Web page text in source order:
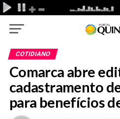
COTIDIANO
Comarca abre
cadastramento
para benefícios